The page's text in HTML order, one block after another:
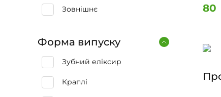
Сполучна тканина і суглоби
Шкіра, волосся, нігті
Друкована продукція
Зовнішнє
Форма випуску
Зубний еліксир
Краплі
80